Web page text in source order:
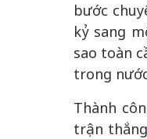
bước
kỷ sang
sao toàn
trong
Thành
trận